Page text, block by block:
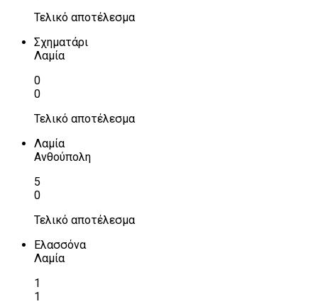
Τελικό αποτέλεσμα
Σχηματάρι
Λαμία
0
0
Τελικό αποτέλεσμα
Λαμία
Ανθούπολη
5
0
Τελικό αποτέλεσμα
Ελασσόνα
Λαμία
1
1